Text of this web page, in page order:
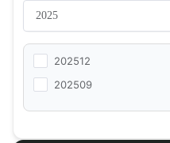
202512
202509